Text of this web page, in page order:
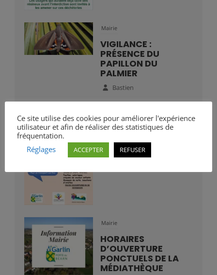
Mairie
VIGILANCE :
PRÉSENCE DU
PAPILLON DU
PALMIER
Bastien
APPEL AUX DONS
DES INCENDIES
Mairie
HORAIRES
D’OUVERTURE
PONCTUELS DE LA
MÉDIATHÈQUE
Ce site utilise des cookies pour améliorer l'expérience
utilisateur et afin de réaliser des statistiques de
fréquentation.
Réglages
ACCEPTER REFUSER